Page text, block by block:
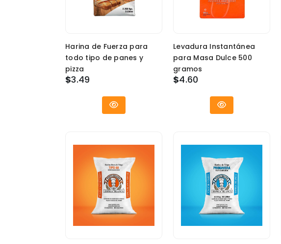
Harina de Fuerza para
todo tipo de panes y
pizza
$3.49
Levadura Instantánea
para Masa Dulce 500
gramos
$4.60